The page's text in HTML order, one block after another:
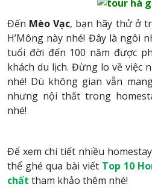
Đến Mèo Vạc, bạn hãy thử ở
H’Mông này nhé! Đây là ngôi
tuổi đời đến 100 năm được
khách du lịch. Đừng lo về việc
nhé! Dù không gian vẫn
nhưng nội thất trong
nhé!
Để xem chi tiết nhiều
thể ghé qua bài viết Top 10
chất tham khảo thêm nhé!